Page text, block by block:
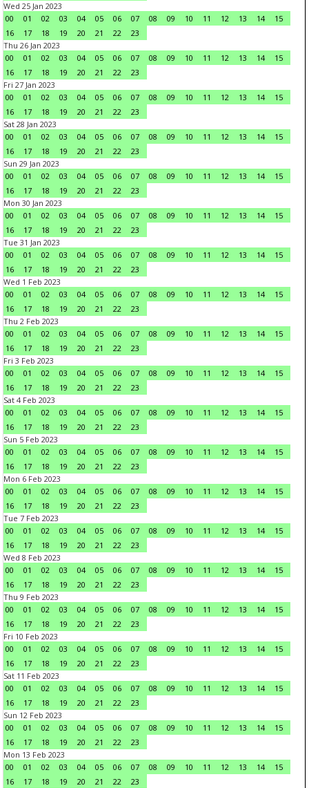
Wed 25 Jan 2023
00
01 02 03 04 05 06 07 08 09 10 11 12 13 14
15
16
17 18 19 20 21 22
23
Thu 26 Jan 2023
00
01 02 03 04 05 06 07 08 09 10 11 12 13 14
15
16
17 18 19 20 21 22
23
Fri 27 Jan 2023
00
01 02 03 04 05 06 07 08 09 10 11 12 13 14
15
16
17 18 19 20 21 22
23
Sat 28 Jan 2023
00
01 02 03 04 05 06 07 08 09 10 11 12 13 14
15
16
17 18 19 20 21 22
23
Sun 29 Jan 2023
00
01 02 03 04 05 06 07 08 09 10 11 12 13 14
15
16
17 18 19 20 21 22
23
Mon 30 Jan 2023
00
01 02 03 04 05 06 07 08 09 10 11 12 13 14
15
16
17 18 19 20 21 22
23
Tue 31 Jan 2023
00
01 02 03 04 05 06 07 08 09 10 11 12 13 14
15
16
17 18 19 20 21 22
23
Wed 1 Feb 2023
00
01 02 03 04 05 06 07 08 09 10 11 12 13 14
15
16
17 18 19 20 21 22
23
Thu 2 Feb 2023
00
01 02 03 04 05 06 07 08 09 10 11 12 13 14
15
16
17 18 19 20 21 22
23
Fri 3 Feb 2023
00
01 02 03 04 05 06 07 08 09 10 11 12 13 14
15
16
17 18 19 20 21 22
23
Sat 4 Feb 2023
00
01 02 03 04 05 06 07 08 09 10 11 12 13 14
15
16
17 18 19 20 21 22
23
Sun 5 Feb 2023
00
01 02 03 04 05 06 07 08 09 10 11 12 13 14
15
16
17 18 19 20 21 22
23
Mon 6 Feb 2023
00
01 02 03 04 05 06 07 08 09 10 11 12 13 14
15
16
17 18 19 20 21 22
23
Tue 7 Feb 2023
00
01 02 03 04 05 06 07 08 09 10 11 12 13 14
15
16
17 18 19 20 21 22
23
Wed 8 Feb 2023
00
01 02 03 04 05 06 07 08 09 10 11 12 13 14
15
16
17 18 19 20 21 22
23
Thu 9 Feb 2023
00
01 02 03 04 05 06 07 08 09 10 11 12 13 14
15
16
17 18 19 20 21 22
23
Fri 10 Feb 2023
00
01 02 03 04 05 06 07 08 09 10 11 12 13 14
15
16
17 18 19 20 21 22
23
Sat 11 Feb 2023
00
01 02 03 04 05 06 07 08 09 10 11 12 13 14
15
16
17 18 19 20 21 22
23
Sun 12 Feb 2023
00
01 02 03 04 05 06 07 08 09 10 11 12 13 14
15
16
17 18 19 20 21 22
23
Mon 13 Feb 2023
00
01 02 03 04 05 06 07 08 09 10 11 12 13 14
15
16
17 18 19 20 21 22
23